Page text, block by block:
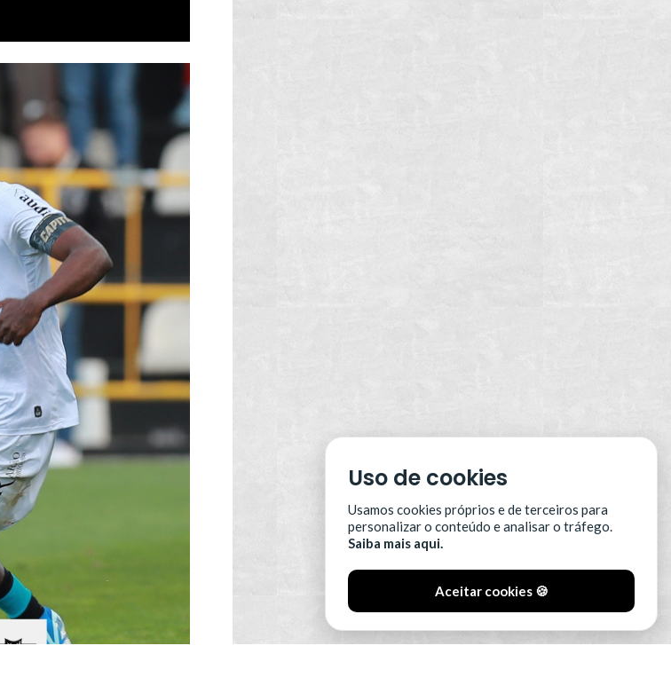
Uso de cookies
Usamos cookies próprios e de terceiros para
personalizar o conteúdo e analisar o tráfego.
Saiba mais aqui.
Aceitar cookies 🍪